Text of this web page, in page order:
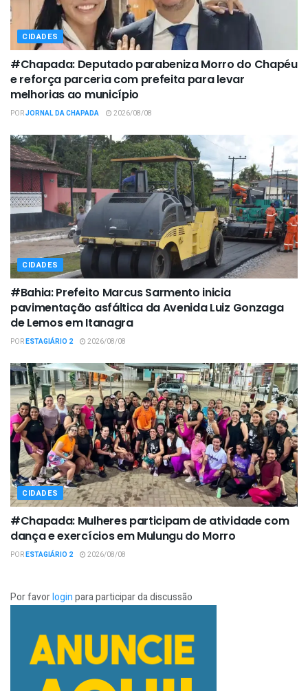
CIDADES
#Chapada: Deputado parabeniza Morro do Chapéu
e reforça parceria com prefeita para levar
melhorias ao município
PORJORNAL DA CHAPADA 2026/08/08
CIDADES
#Bahia: Prefeito Marcus Sarmento inicia
pavimentação asfáltica da Avenida Luiz Gonzaga
de Lemos em Itanagra
PORESTAGIÁRIO 2 2026/08/08
CIDADES
#Chapada: Mulheres participam de atividade com
dança e exercícios em Mulungu do Morro
PORESTAGIÁRIO 2 2026/08/08
Por favorloginpara participar da discussão